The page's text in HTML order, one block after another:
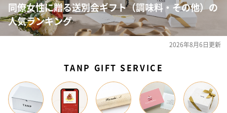
同僚女性に贈る送別会ギフト（調味料・その他）の
人気ランキング
2026年8月6日更新
TANP GIFT SERVICE